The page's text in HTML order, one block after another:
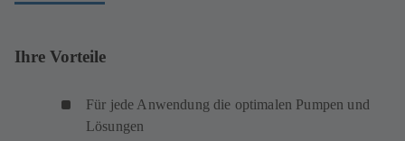
Ihre Vorteile
Für jede Anwendung die optimalen Pumpen und
Lösungen